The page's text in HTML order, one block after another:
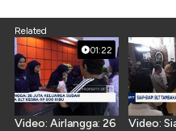
Related
01:22
Video: Airlangga: 26
Video: